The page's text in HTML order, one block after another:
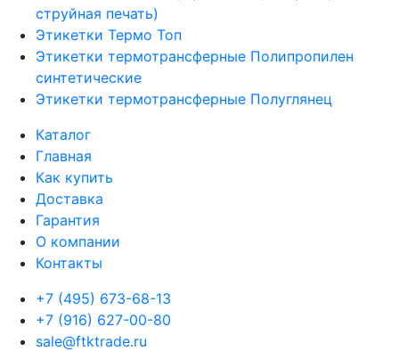
струйная печать)
Этикетки Термо Топ
Этикетки термотрансферные Полипропилен
синтетические
Этикетки термотрансферные Полуглянец
Каталог
Главная
Как купить
Доставка
Гарантия
О компании
Контакты
+7 (495) 673-68-13
+7 (916) 627-00-80
sale@ftktrade.ru